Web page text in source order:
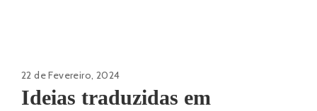
22 de Fevereiro, 2024
Ideias traduzidas em